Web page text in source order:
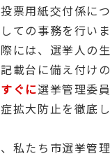
票用紙交付係に
ての事務を行いま
には、選挙人の
載台に備え付け
すぐに選挙管理委
拡大防止を徹底
私たち市選挙管